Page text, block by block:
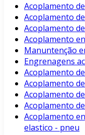
Acoplamento
Acoplamento
Acoplamento
Acoplamento
Manuntenção
Engrenagens
Acoplamento
Acoplamento
Acoplamento
Acoplamento
Acoplamento
elastico - pneu